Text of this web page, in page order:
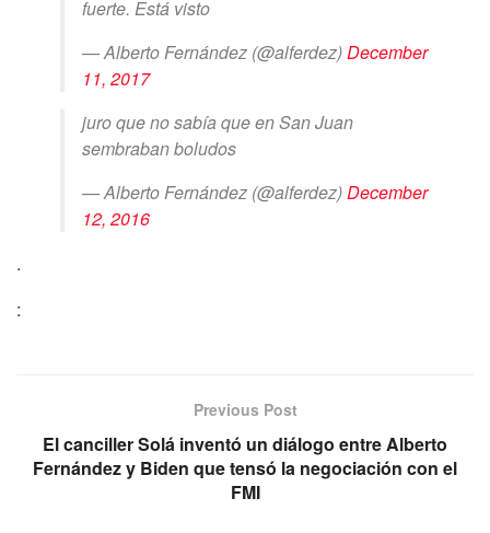
fuerte. Está visto
— Alberto Fernández (@alferdez)December
11, 2017
juro que no sabía que en San Juan
sembraban boludos
— Alberto Fernández (@alferdez)December
12, 2016
.
:
Previous Post
El canciller Solá inventó un diálogo entre Alberto
Fernández y Biden que tensó la negociación con el
FMI